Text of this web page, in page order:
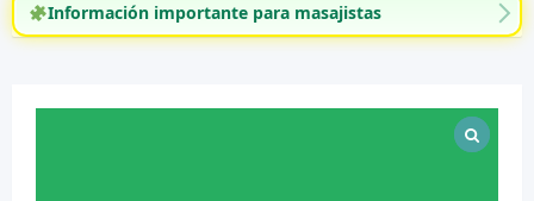
Información importante para masajistas